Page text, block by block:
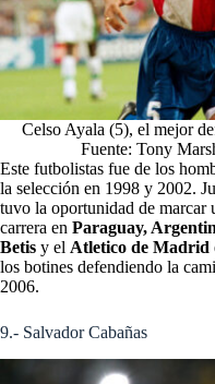
Celso Ayala (5), el mejor
Fuente: Tony
Este futbolistas fue de los
la selección en 1998 y 2002.
tuvo la oportunidad de marcar
carrera en Paraguay,
Betis y el Atletico de Madrid
los botines defendiendo la
2006.
9.- Salvador Cabañas